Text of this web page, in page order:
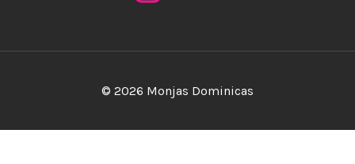
© 2026 Monjas Dominicas